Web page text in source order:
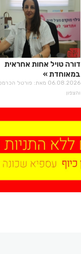
דורה טויל אחות אחראית
במאוחדת
06.08.2026 מאת: פורטל
והצפון